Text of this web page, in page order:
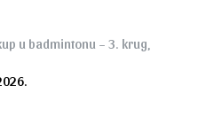
u badmintonu – 3. krug,